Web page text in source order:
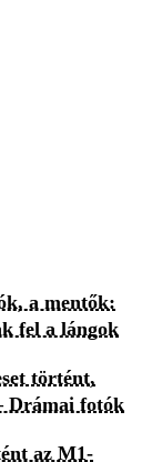
a mentők:
fel a lángok
történt,
Drámai fotók
az M1-